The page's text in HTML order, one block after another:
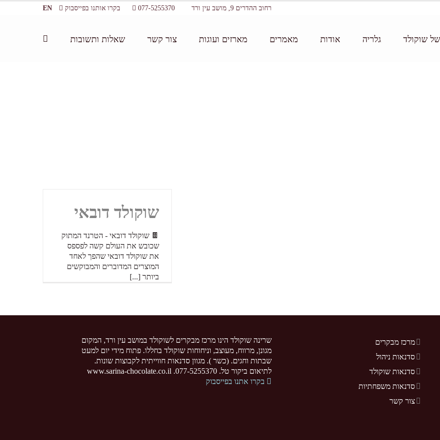
רחוב ההדרים 9, מושב עין ורד 077-5255370 בקרו אותנו בפייסבוק EN
שוקולד גלריה אודות מאמרים מארזים ועוגות צור קשר שאלות ותשובות
שוקולד דובאי
🍫 שוקולד דובאי - הטרנד המתוק
שכובש את העולם קשה לפספס
את שוקולד דובאי שהפך לאחד
המוצרים המדוברים והמבוקשים
ביותר [...]
מרכז מבקרים
סדנאות ניהול
סדנאות שוקולד
סדנאות משפחתיות
צור קשר
שרינה שוקולד הינו מרכז מבקרים לשוקולד במושב עין ורד, המקום
מגונן, מרווח, מעוצב, וניחוחות שוקולד בחללו. פתוח מידי יום למעט
שבתות וחגים. (כשר ). מגוון סדנאות חווייתית לקבוצות שונות.
לתיאום ביקור טל. 077-5255370. www.sarina-chocolate.co.il
בקרו אתנו בפייסבוק